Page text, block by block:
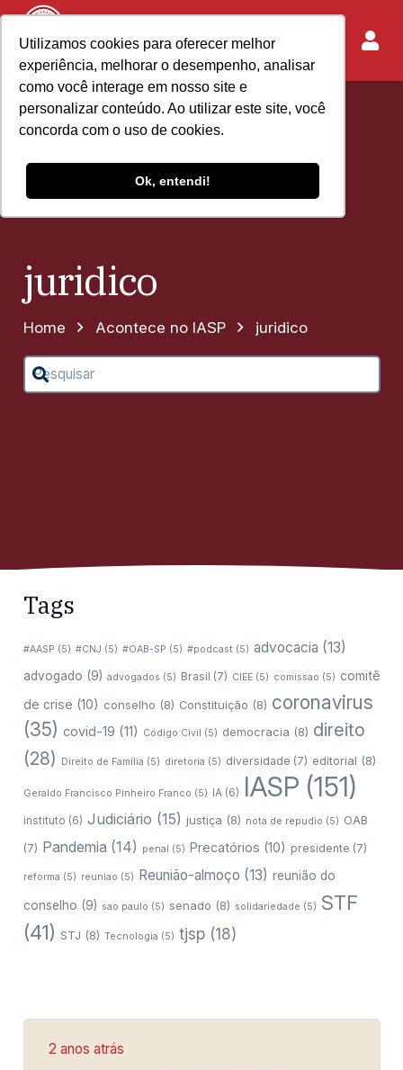
Utilizamos cookies para oferecer melhor
experiência, melhorar o desempenho, analisar
como você interage em nosso site e
personalizar conteúdo. Ao utilizar este site, você
concorda com o uso de cookies.
Ok, entendi!
juridico
Home Acontece no IASP juridico
Tags
#AASP (5) #CNJ (5) #OAB-SP (5) #podcast(5) advocacia (13)
advogado (9) advogados (5) Brasil (7) CIEE(5) comissao (5) comitê
de crise (10) conselho (8) Constituição (8) coronavirus
(35) covid-19 (11) Código Civil (5) democracia (8) direito
(28)
Direito de Família (5) diretoria (5) diversidade (7) editorial (8)
Geraldo Francisco Pinheiro Franco (5) IA(6) IASP (151)
instituto (6) Judiciário (15) justiça (8) nota de repudio (5) OAB
(7) Pandemia (14) penal (5) Precatórios (10) presidente (7)
reforma (5) reuniao (5) Reunião-almoço (13) reunião do
conselho (9) sao paulo (5) senado (8) solidariedade (5) STF
(41) STJ (8) Tecnologia (5) tjsp(18)
2 anos atrás